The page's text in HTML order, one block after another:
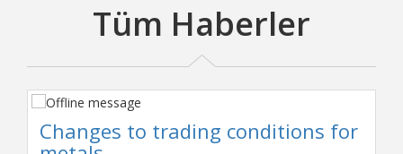
Tüm Haberler
Changes to trading conditions for